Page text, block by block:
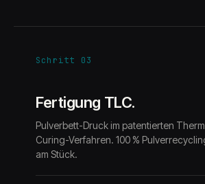
Schritt 03
Fertigung TLC.
Pulverbett-Druck im patentierten
Curing-Verfahren. 100 %
am Stück.